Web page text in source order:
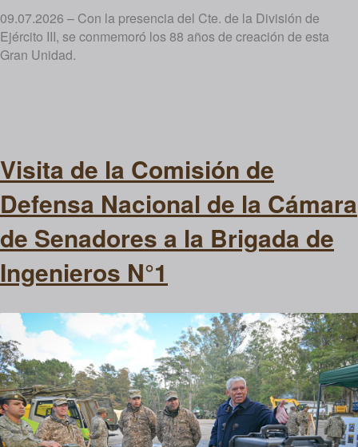
09.07.2026 – Con la presencia del Cte. de la División de
Ejército III, se conmemoró los 88 años de creación de esta
Gran Unidad.
Visita de la Comisión de
Defensa Nacional de la Cámara
de Senadores a la Brigada de
Ingenieros N°1